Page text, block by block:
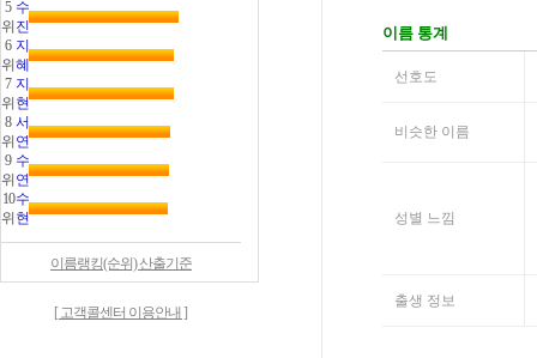
5
위
수
진
6
위
지
혜
7
위
지
현
8
위
서
연
9
위
수
연
10
위
수
현
이름랭킹(순위) 산출기준
[ 고객콜센터 이용안내 ]